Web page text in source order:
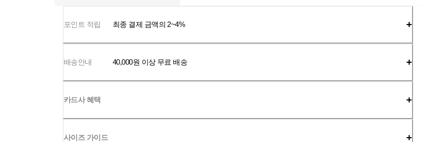
포인트 적립 최종 결제 금액의 2~4%
배송안내 40,000원 이상 무료 배송
카드사 혜택
사이즈 가이드